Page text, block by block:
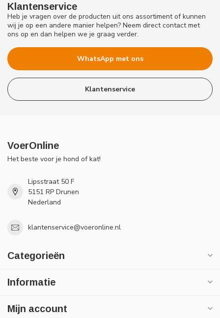
Klantenservice
Heb je vragen over de producten uit ons assortiment of kunnen
wij je op een andere manier helpen? Neem direct contact met
ons op en dan helpen we je graag verder.
WhatsApp met ons
Klantenservice
VoerOnline
Het beste voor je hond of kat!
Lipsstraat 50 F
5151 RP Drunen
Nederland
klantenservice@voeronline.nl
Categorieën
Informatie
Mijn account